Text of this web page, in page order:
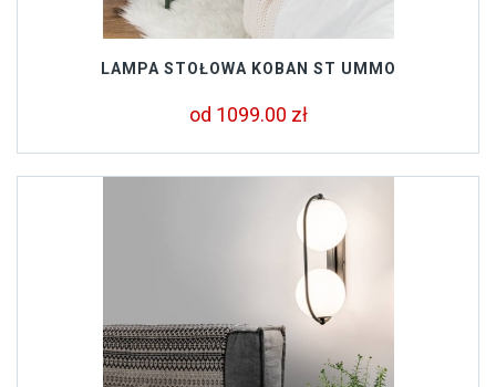
LAMPA STOŁOWA KOBAN ST UMMO
od 1099.00 zł